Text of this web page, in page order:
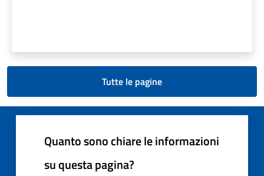
Tutte le pagine
Quanto sono chiare le informazioni
su questa pagina?